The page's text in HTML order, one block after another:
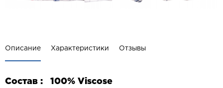
Описание Характеристики Отзывы
Состав : 100% Visсose